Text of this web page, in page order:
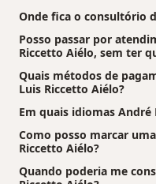
Onde fica o consultório
Posso passar por
Riccetto Aiélo, sem ter
Quais métodos de
Luis Riccetto Aiélo?
Em quais idiomas
Como posso marcar
Riccetto Aiélo?
Quando poderia me